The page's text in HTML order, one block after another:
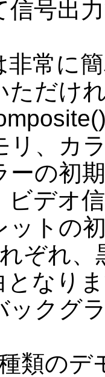
信号出
常に
ただけ
リ、カ
ーの初
ビデオ
ットの
ぞれ、
となり
ックグ
類のデ